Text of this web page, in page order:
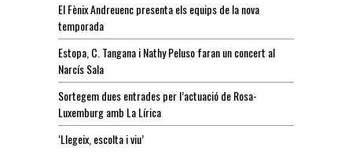
El Fènix Andreuenc presenta els equips de la nova
temporada
Estopa, C. Tangana i Nathy Peluso faran un concert al
Narcís Sala
Sortegem dues entrades per l’actuació de Rosa-
Luxemburg amb La Lírica
‘Llegeix, escolta i viu’